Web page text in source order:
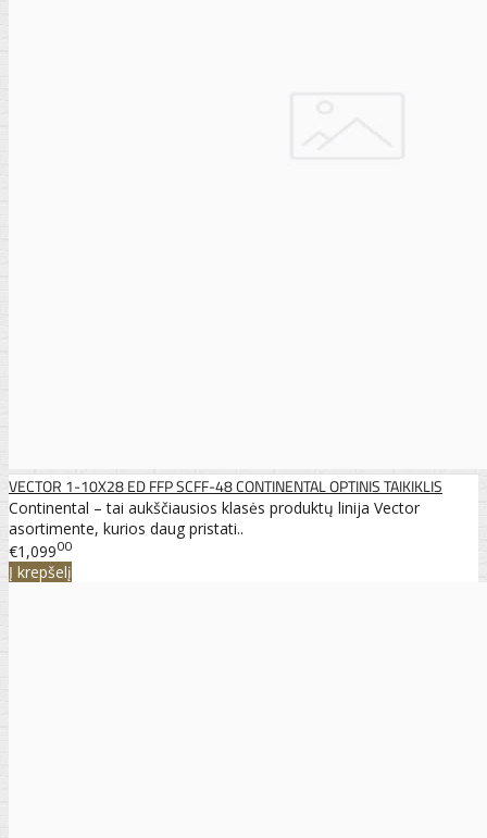
VECTOR 1-10X28 ED FFP SCFF-48 CONTINENTAL OPTINIS TAIKIKLIS
Continental – tai aukščiausios klasės produktų linija Vector
asortimente, kurios daug pristati..
€1,09900
Į krepšelį